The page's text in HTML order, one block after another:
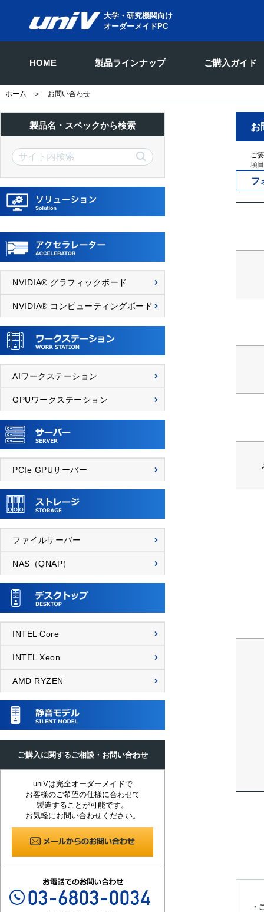
大学・研究機関向け
オーダーメイドPC
HOME 製品ラインナップ ご購入ガイド
ホーム ＞ お問い合わせ
お
ご
項
フ
・
製品名・スペックから検索
NVIDIA® グラフィックボード
NVIDIA® コンピューティングボード
AIワークステーション
GPUワークステーション
PCIe GPUサーバー
ファイルサーバー
NAS（QNAP）
INTEL Core
INTEL Xeon
AMD RYZEN
ご購入に関するご相談・お問い合わせ
uniVは完全オーダーメイドで
お客様のご希望の仕様に合わせて
製造することが可能です。
お気軽にお問い合わせください。